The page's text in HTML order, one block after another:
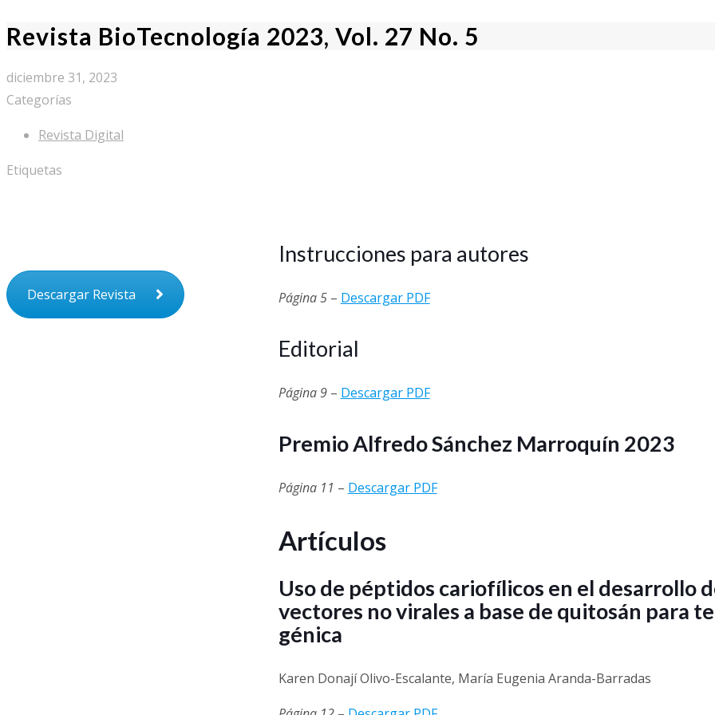
Revista BioTecnología 2023, Vol. 27 No. 5
diciembre 31, 2023
Categorías
Revista Digital
Etiquetas
Descargar Revista
Instrucciones para autores
Página 5– Descargar PDF
Editorial
Página 9– Descargar PDF
Premio Alfredo Sánchez Marroquín 2023
Página 11 – Descargar PDF
Artículos
Uso de péptidos cariofílicos en el desarrollo
vectores no virales a base de quitosán para
génica
Karen Donají Olivo-Escalante, María Eugenia Aranda-Barradas